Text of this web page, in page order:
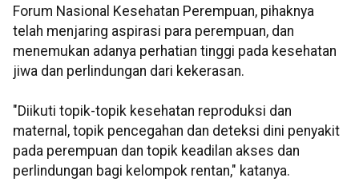
Forum Nasional Kesehatan Perempuan, pihaknya
telah menjaring aspirasi para perempuan, dan
menemukan adanya perhatian tinggi pada kesehatan
jiwa dan perlindungan dari kekerasan.
"Diikuti topik-topik kesehatan reproduksi dan
maternal, topik pencegahan dan deteksi dini penyakit
pada perempuan dan topik keadilan akses dan
perlindungan bagi kelompok rentan," katanya.